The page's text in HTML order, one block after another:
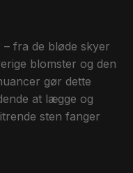
fra de bløde skyer
blomster og den
gør dette
at lægge og
sten fanger